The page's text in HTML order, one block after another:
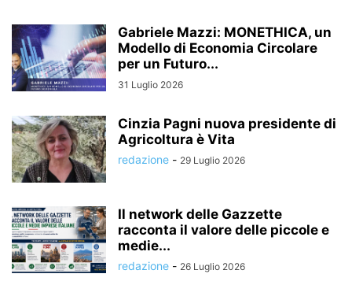
Gabriele Mazzi: MONETHICA, un
Modello di Economia Circolare
per un Futuro...
31 Luglio 2026
Cinzia Pagni nuova presidente di
Agricoltura è Vita
redazione - 29 Luglio 2026
Il network delle Gazzette
racconta il valore delle piccole e
medie...
redazione - 26 Luglio 2026